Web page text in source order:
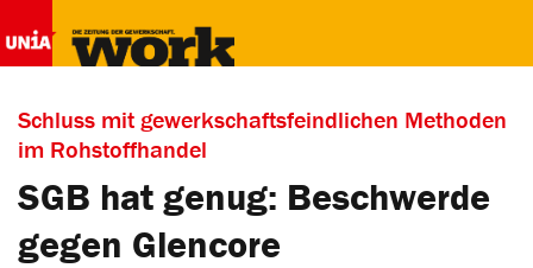
Schluss mit gewerkschaftsfeindlichen Methoden
im Rohstoffhandel
SGB hat genug: Beschwerde
gegen Glencore